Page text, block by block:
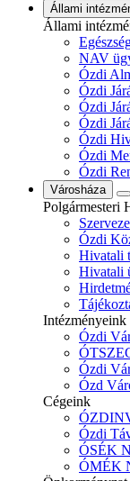
Állami
Állami
NAV
Ózdi
Ózdi
Ózdi
Ózdi
Ózdi
Ózdi
Ózdi
Városháza
Polgármesteri
Ózdi
Hivatali
Hivatali
Intézményeink
Ózdi
Ózdi
Ózd
Cégeink
Ózdi
ÓSÉK
ÓMÉK